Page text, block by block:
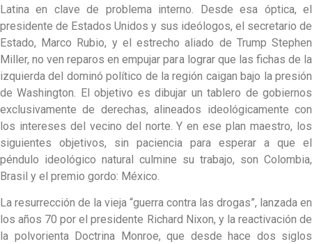
Latina en clave de problema interno. Desde esa óptica, el
presidente de Estados Unidos y sus ideólogos, el secretario de
Estado, Marco Rubio, y el estrecho aliado de Trump Stephen
Miller, no ven reparos en empujar para lograr que las fichas de la
izquierda del dominó político de la región caigan bajo la presión
de Washington. El objetivo es dibujar un tablero de gobiernos
exclusivamente de derechas, alineados ideológicamente con
los intereses del vecino del norte. Y en ese plan maestro, los
siguientes objetivos, sin paciencia para esperar a que el
péndulo ideológico natural culmine su trabajo, son Colombia,
Brasil y el premio gordo: México.
La resurrección de la vieja “guerra contra las drogas”, lanzada en
los años 70 por el presidente Richard Nixon, y la reactivación de
la polvorienta Doctrina Monroe, que desde hace dos siglos